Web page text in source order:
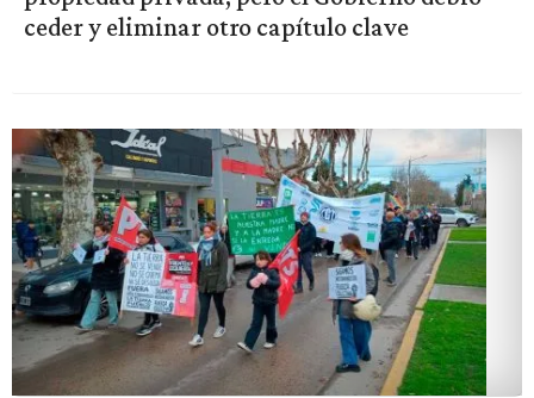
ceder y eliminar otro capítulo clave